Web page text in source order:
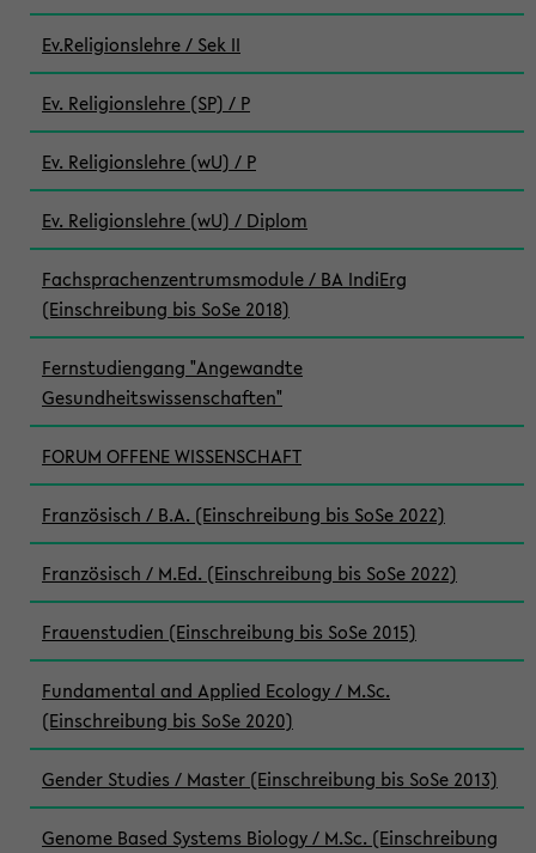
Ev.Religionslehre / Sek II
Ev. Religionslehre (SP) / P
Ev. Religionslehre (wU) / P
Ev. Religionslehre (wU) / Diplom
Fachsprachenzentrumsmodule / BA IndiErg
(Einschreibung bis SoSe 2018)
Fernstudiengang "Angewandte
Gesundheitswissenschaften"
FORUM OFFENE WISSENSCHAFT
Französisch / B.A. (Einschreibung bis SoSe 2022)
Französisch / M.Ed. (Einschreibung bis SoSe 2022)
Frauenstudien (Einschreibung bis SoSe 2015)
Fundamental and Applied Ecology / M.Sc.
(Einschreibung bis SoSe 2020)
Gender Studies / Master (Einschreibung bis SoSe 2013)
Genome Based Systems Biology / M.Sc. (Einschreibung